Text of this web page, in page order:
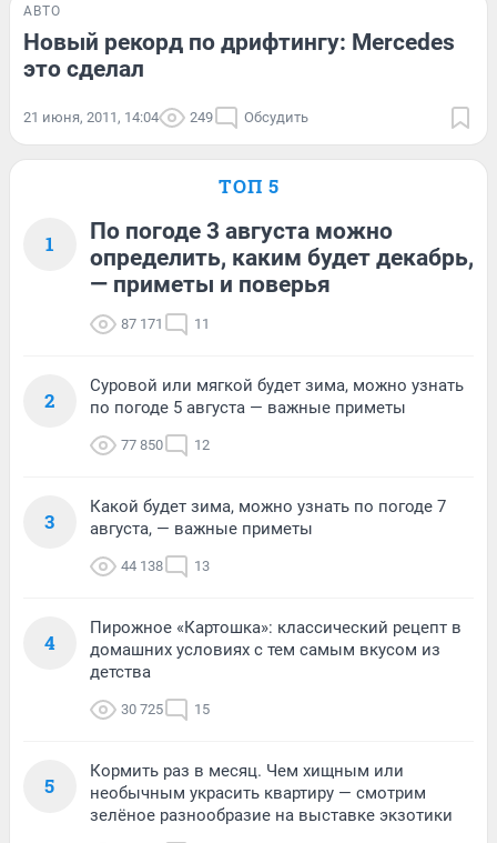
АВТО
Новый рекорд по дрифтингу: Mercedes
это сделал
21 июня, 2011, 14:04 249 Обсудить
ТОП 5
1
По погоде 3 августа можно
определить, каким будет декабрь,
— приметы и поверья
87 171 11
2
Суровой или мягкой будет зима, можно узнать
по погоде 5 августа — важные приметы
77 850 12
3
Какой будет зима, можно узнать по погоде 7
августа, — важные приметы
44 138 13
4
Пирожное «Картошка»: классический рецепт в
домашних условиях с тем самым вкусом из
детства
30 725 15
5
Кормить раз в месяц. Чем хищным или
необычным украсить квартиру — смотрим
зелёное разнообразие на выставке экзотики